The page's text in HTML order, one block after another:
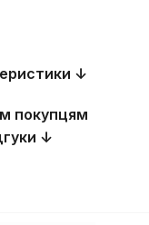
↓
покупцям
↓